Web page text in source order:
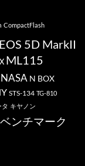
CompactFlash
EOS 5D MarkII
ML115
NASA N BOX
STS-134 TG-810
キヤノン
ベンチマーク